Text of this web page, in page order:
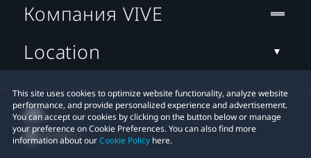
This site uses cookies to optimize website functionality, analyze website
performance, and provide personalized experience and advertisement.
You can accept our cookies by clicking on the button below or manage
your preference on Cookie Preferences. You can also find more
information about ourCookie Policy here.
Компания VIVE
Location